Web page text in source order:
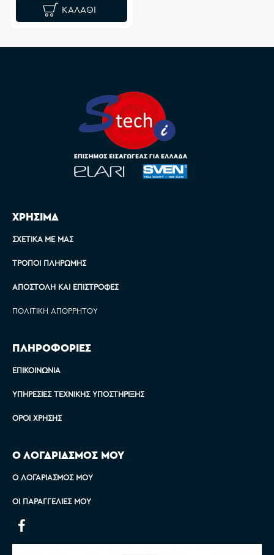
ΚΑΛΆΘΙ
ΧΡΗΣΙΜΑ
ΣΧΕΤΙΚΆ ΜΕ ΜΑΣ
ΤΡΌΠΟΙ ΠΛΗΡΩΜΉΣ
ΑΠΟΣΤΟΛΉ ΚΑΙ ΕΠΙΣΤΡΟΦΈΣ
ΠΟΛΙΤΙΚΉ ΑΠΟΡΡΉΤΟΥ
ΠΛΗΡΟΦΟΡΙΕΣ
ΕΠΙΚΟΙΝΩΝΊΑ
ΥΠΗΡΕΣΊΕΣ ΤΕΧΝΙΚΉΣ ΥΠΟΣΤΉΡΙΞΗΣ
ΌΡΟΙ ΧΡΉΣΗΣ
Ο ΛΟΓΑΡΙΑΣΜΟΣ ΜΟΥ
Ο ΛΟΓΑΡΙΑΣΜΌΣ ΜΟΥ
ΟΙ ΠΑΡΑΓΓΕΛΊΕΣ ΜΟΥ